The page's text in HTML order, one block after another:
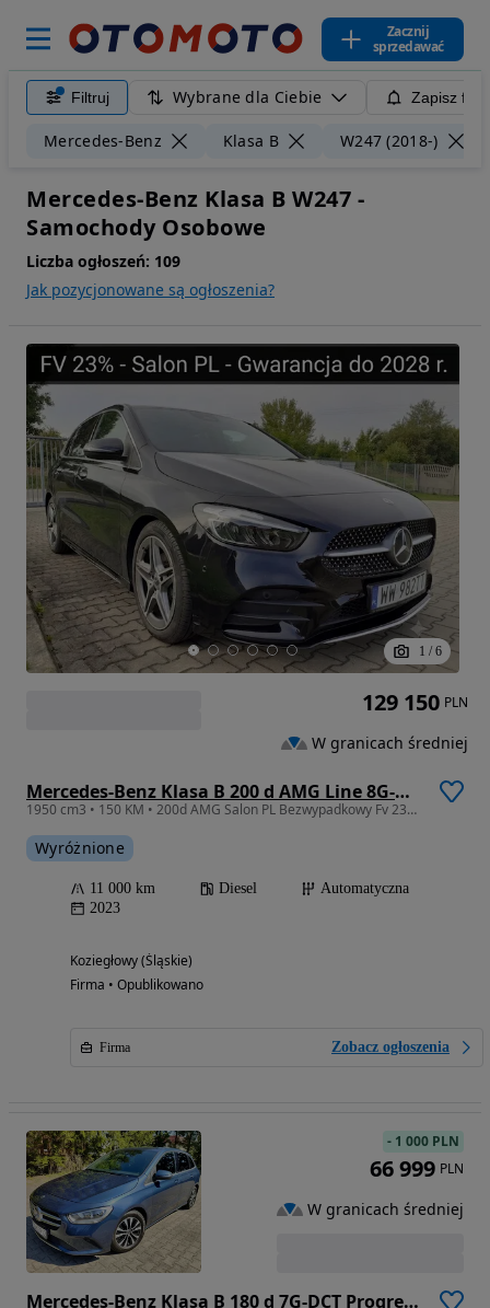
Zacznij
sprzedawać
Filtruj Wybrane dla Ciebie Zapisz
Mercedes-Benz Klasa B W247 (2018-)
Mercedes-Benz Klasa B W247 -
Samochody Osobowe
Liczba ogłoszeń: 109
Jak pozycjonowane są ogłoszenia?
1 / 6
Mercedes-Benz Klasa B 200 d AMG Line 8G-DCT
1950 cm3 • 150 KM • 200d AMG Salon PL Bezwypadkowy Fv 23% Gwarancja do 2028 netto105000 zł
Wyróżnione
11 000 km Diesel
Automatyczna
2023
Koziegłowy (Śląskie)
Firma • Opublikowano
Firma Zobacz ogłoszenia
129 150 PLN
W granicach średniej
Mercedes-Benz Klasa B 180 d 7G-DCT Progressive
- 1 000 PLN
66 999 PLN
W granicach średniej